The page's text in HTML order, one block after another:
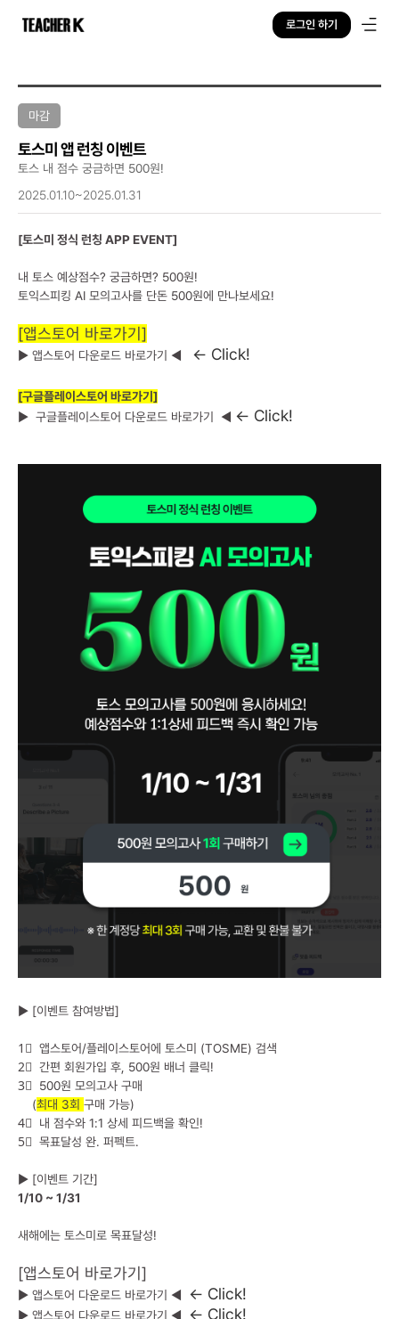
로그인 하기
마감
토스미 앱 런칭 이벤트
토스 내 점수 궁금하면 500원!
2025.01.10~2025.01.31
[토스미 정식 런칭 APP EVENT]
내 토스 예상점수? 궁금하면? 500원!
토익스피킹 AI 모의고사를 단돈 500원에 만나보세요!
[앱스토어 바로가기]
▶ 앱스토어 다운로드 바로가기 ◀ ← Click!
[구글플레이스토어 바로가기]
▶ 구글플레이스토어 다운로드 바로가기 ◀ ← Click!
▶ [이벤트 참여방법]
1⃣ 앱스토어/플레이스토어에 토스미 (TOSME) 검색
2⃣ 간편 회원가입 후, 500원 배너 클릭!
3⃣ 500원 모의고사 구매
(최대 3회 구매 가능)
4⃣ 내 점수와 1:1 상세 피드백을 확인!
5⃣ 목표달성 완. 퍼펙트.
▶ [이벤트 기간]
1/10 ~ 1/31
새해에는 토스미로 목표달성!
[앱스토어 바로가기]
▶ 앱스토어 다운로드 바로가기 ◀ ← Click!
▶ 앱스토어 다운로드 바로가기 ◀ ← Click!